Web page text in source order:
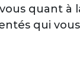
quant à
qui